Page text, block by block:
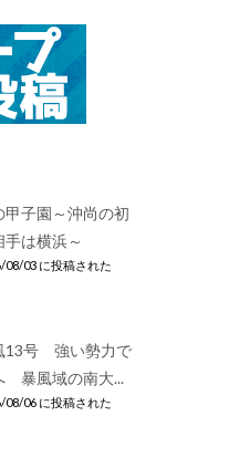
甲子園～沖尚の初
手は横浜～
08/03 に投稿された
13号 強い勢力で
暴風域の南大...
08/06 に投稿された